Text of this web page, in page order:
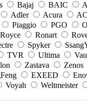
Bajaj BAIC
Adler Acura AC
Piaggio PGO
Ronart
Spyker
TVR Ultima
Zastava Zenos
EXEED
Voyah Weltmeister